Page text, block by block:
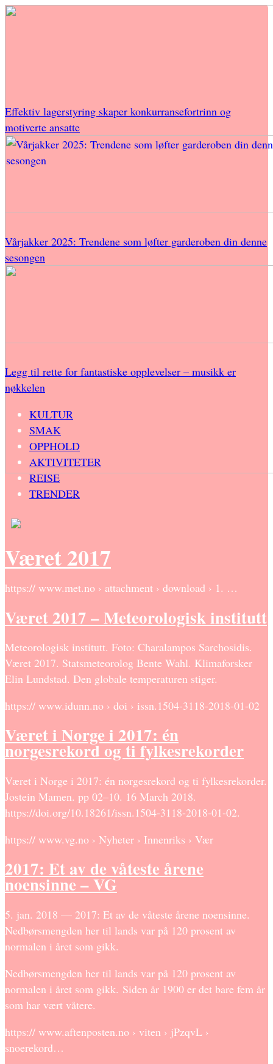
Effektiv lagerstyring skaper konkurransefortrinn og
motiverte ansatte
Vårjakker 2025: Trendene som løfter garderoben din denne
sesongen
Legg til rette for fantastiske opplevelser – musikk er
nøkkelen
KULTUR
SMAK
OPPHOLD
AKTIVITETER
REISE
TRENDER
Været 2017
https:// www.met.no › attachment › download › 1. …
Været 2017 – Meteorologisk institutt
Meteorologisk institutt. Foto: Charalampos Sarchosidis.
Været 2017. Statsmeteorolog Bente Wahl. Klimaforsker
Elin Lundstad. Den globale temperaturen stiger.
https:// www.idunn.no › doi › issn.1504-3118-2018-01-02
Været i Norge i 2017: én
norgesrekord og ti fylkesrekorder
Været i Norge i 2017: én norgesrekord og ti fylkesrekorder.
Jostein Mamen. pp 02–10. 16 March 2018.
https://doi.org/10.18261/issn.1504-3118-2018-01-02.
https:// www.vg.no › Nyheter › Innenriks › Vær
2017: Et av de våteste årene
noensinne – VG
5. jan. 2018 — 2017: Et av de våteste årene noensinne.
Nedbørsmengden her til lands var på 120 prosent av
normalen i året som gikk.
Nedbørsmengden her til lands var på 120 prosent av
normalen i året som gikk. Siden år 1900 er det bare fem år
som har vært våtere.
https:// www.aftenposten.no › viten › jPzqvL ›
snoerekord…